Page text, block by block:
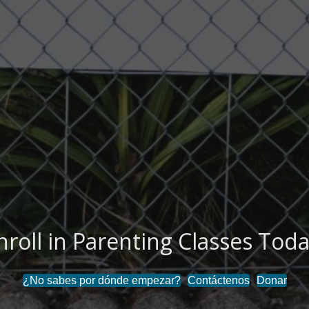
in Parenting Classes
¿No sabes por dónde empezar? Contáctenos Donar